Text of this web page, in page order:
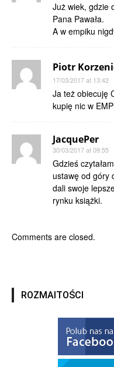
Już wiek, gdzie
Pana Pawała.
A w empiku
Piotr
17/03/2017 at 13:42
Ja też obiecuję
kupię nic w
JacquePer
30/03/2017 at 09:55
Gdzieś
ustawę od góry
dali swoje
rynku książki.
Comments are closed.
ROZMAITOŚCI